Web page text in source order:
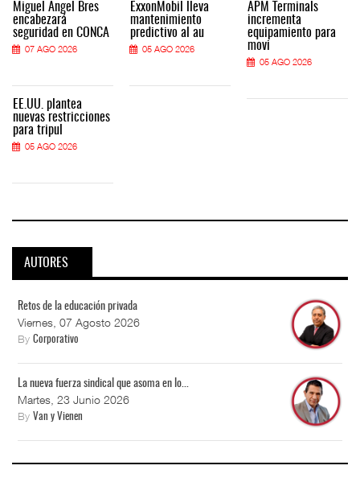
Miguel Ángel Bres
encabezará
seguridad en CONCA
07 AGO 2026
EE.UU. plantea
nuevas restricciones
para tripul
05 AGO 2026
ExxonMobil lleva
mantenimiento
predictivo al au
05 AGO 2026
APM Terminals
incrementa
equipamiento para
movi
05 AGO 2026
AUTORES
Retos de la educación privada
Viernes, 07 Agosto 2026
By Corporativo
La nueva fuerza sindical que asoma en lo...
Martes, 23 Junio 2026
By Van y Vienen